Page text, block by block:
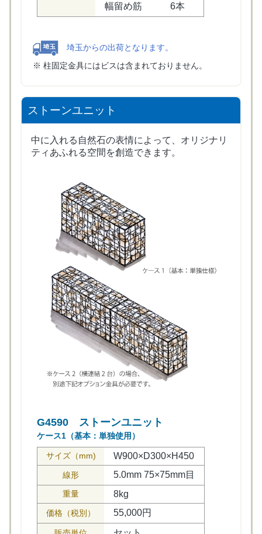
幅留め筋 6本
埼玉からの出荷となります。
柱固定金具にはビスは含まれておりません。
ストーンユニット
中に入れる自然石の表情によって、オリジナリ
ティあふれる空間を創造できます。
G4590 ストーンユニット
ケース1（基本：単独使用）
サイズ（mm) W900×D300×H450
線形 5.0mm 75×75mm目
重量 8kg
価格（税別） 55,000円